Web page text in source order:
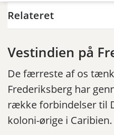
Relateret
Vestindien på
De færreste af os
Frederiksberg har
række forbindelser til
koloni-ørige i Caribien.